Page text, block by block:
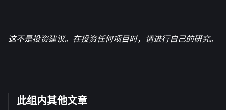
这不是投资建议。在投资任何项目时，请进行自己的研究。
此组内其他文章